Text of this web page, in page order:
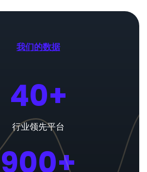
我们的数据
40+
行业领先平台
900+